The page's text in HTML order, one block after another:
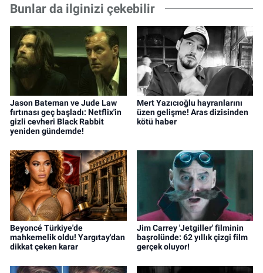
Bunlar da ilginizi çekebilir
Jason Bateman ve Jude Law
fırtınası geç başladı: Netflix'in
gizli cevheri Black Rabbit
yeniden gündemde!
Mert Yazıcıoğlu hayranlarını
üzen gelişme! Aras dizisinden
kötü haber
Beyoncé Türkiye'de
mahkemelik oldu! Yargıtay'dan
dikkat çeken karar
Jim Carrey 'Jetgiller' filminin
başrolünde: 62 yıllık çizgi film
gerçek oluyor!